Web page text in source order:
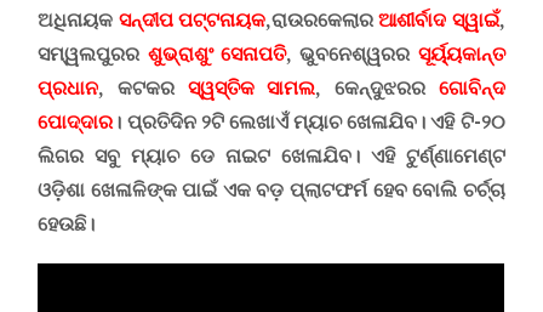
ଅଧିନାୟକ ସନ୍ଦୀପ ପଟ୍ଟନାୟକ,ରାଉରକେଲାରଆଶୀର୍ବାଦ ସ୍ୱାଇଁ,
ସମ୍ୱଲପୁରର ଶୁଭ୍ରାଶୁଂ ସେନାପତି,ଭୁବନେଶ୍ୱରର ସୂର୍ୟ୍ୟକାନ୍ତ
ପ୍ରଧାନ,କଟକର ସ୍ୱସ୍ତିକ ସାମଲ, କେନ୍ଦୁଝରର ଗୋବିନ୍ଦ
ପୋଦ୍ଦାର। ପ୍ରତିଦିନ ୨ଟି ଲେଖାଏଁ ମ୍ୟାଚ ଖେଳାଯିବ। ଏହି ଟି-୨୦
ଲିଗର ସବୁ ମ୍ୟାଚ ଡେ ନାଇଟ ଖେଳାଯିବ। ଏହି ଟୁର୍ଣ୍ଣାମେଣ୍ଟ
ଓଡ଼ିଶା ଖେଳାଳିଙ୍କ ପାଇଁ ଏକ ବଡ଼ ପ୍ଲାଟଫର୍ମ ହେବ ବୋଲି ଚର୍ଚ୍ଚା
ହେଉଛି।